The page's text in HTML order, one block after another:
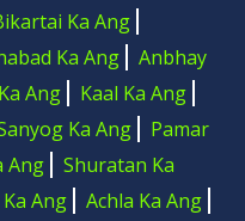
Ka Ang
Ka Ang
Anbhay
Ang
Kaal Ka Ang
Ka Ang
Pamar
Ang
Shuratan Ka
Ang
Achla Ka Ang